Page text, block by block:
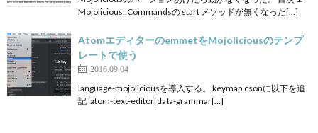
Mojolicious::Commandsの start メソッドが無くなった[…]
AtomエディターのemmetをMojoliciousのテンプ
レートで使う
2016.09.04
language-mojoliciousを導入する。 keymap.csonに以下を追
記 'atom-text-editor[data-grammar[…]